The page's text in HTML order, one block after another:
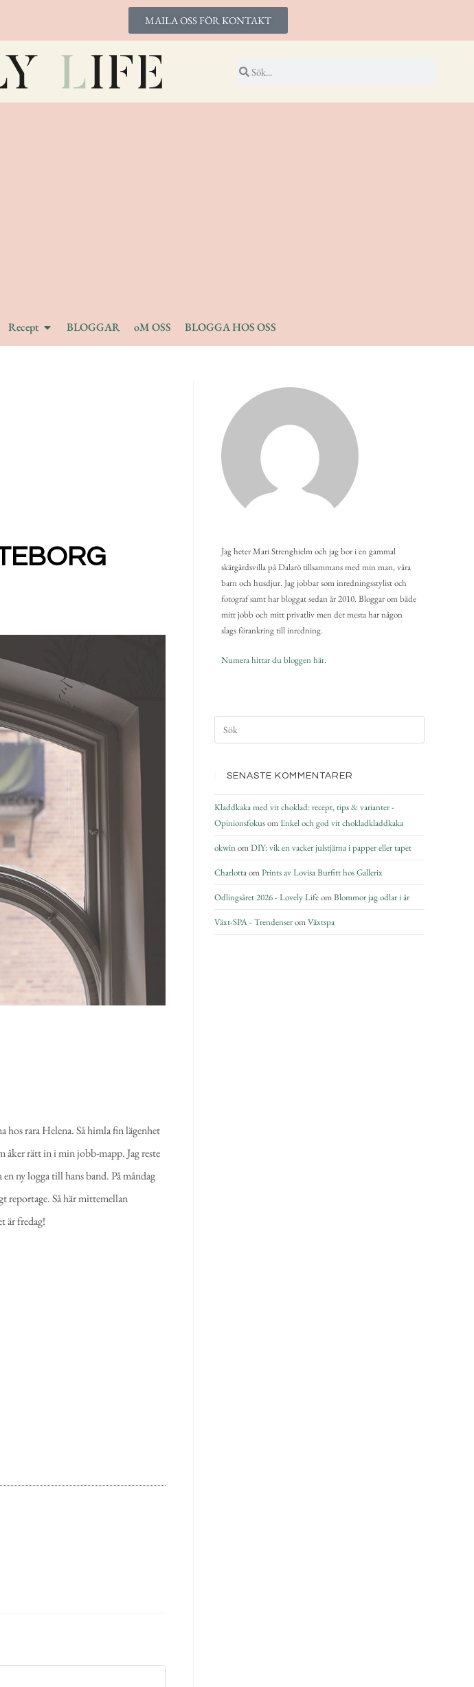
MAILA OSS FÖR KONTAKT
Recept BLOGGAR oM OSS BLOGGA HOS OSS
rara Helena. Så himla fin lägenhet
åker rätt in i min jobb-mapp. Jag reste
ny logga till hans band. På måndag
reportage. Så här mittemellan
är fredag!
Jag heter Mari Strenghielm och jag bor i en gammal
skärgårdsvilla på Dalarö tillsammans med min man, våra
barn och husdjur. Jag jobbar som inredningsstylist och
fotograf samt har bloggat sedan år 2010. Bloggar om både
mitt jobb och mitt privatliv men det mesta har någon
slags förankring till inredning.
Numera hittar du bloggen här.
SENASTE KOMMENTARER
Kladdkaka med vit choklad: recept, tips & varianter -
OpinionsfokusomEnkel och god vit chokladkladdkaka
okwinomDIY: vik en vacker julstjärna i papper eller tapet
CharlottaomPrints av Lovisa Burfitt hos Gallerix
Odlingsåret 2026 - Lovely LifeomBlommor jag odlar i år
Växt-SPA - TrendenseromVäxtspa